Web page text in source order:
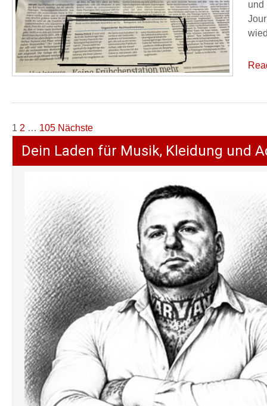
und
Seitennummerierung
der
Beiträge
1 2 … 105 Nächste
Dein Laden für Musik, Kleidung und